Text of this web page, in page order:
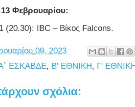
Φεβρουαρίου:
(20.30): IBC – Βίκος Falcons.
09, 2023
ΕΣΚΑΒΔΕ, Β' ΕΘΝΙΚΗ, Γ'
σχόλια: